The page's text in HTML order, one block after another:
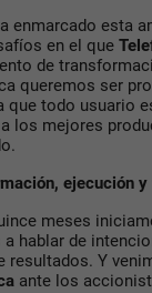
enmarcado esta
en el que
de
queremos ser
que todo usuario
los mejores
ejecución y
meses
a hablar de
resultados. Y
ante los